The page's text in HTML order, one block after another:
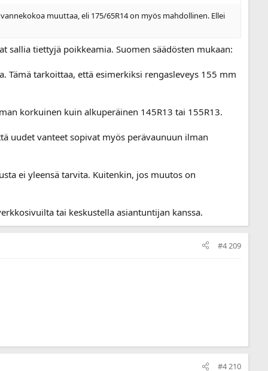
muuttaa, eli 175/65R14 on myös mahdollinen. Ellei
sallia tiettyjä poikkeamia. Suomen säädösten mukaan:
Tämä tarkoittaa, että esimerkiksi rengasleveys 155 mm
korkuinen kuin alkuperäinen 145R13 tai 155R13.
uudet vanteet sopivat myös perävaunuun ilman
ei yleensä tarvita. Kuitenkin, jos muutos on
tai keskustella asiantuntijan kanssa.
#4 209
#4 210